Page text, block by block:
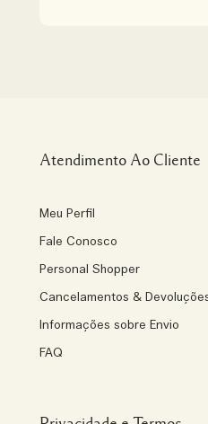
Atendimento Ao Cliente
Meu Perfil
Fale Conosco
Personal Shopper
Cancelamentos &
Informações sobre Envio
FAQ